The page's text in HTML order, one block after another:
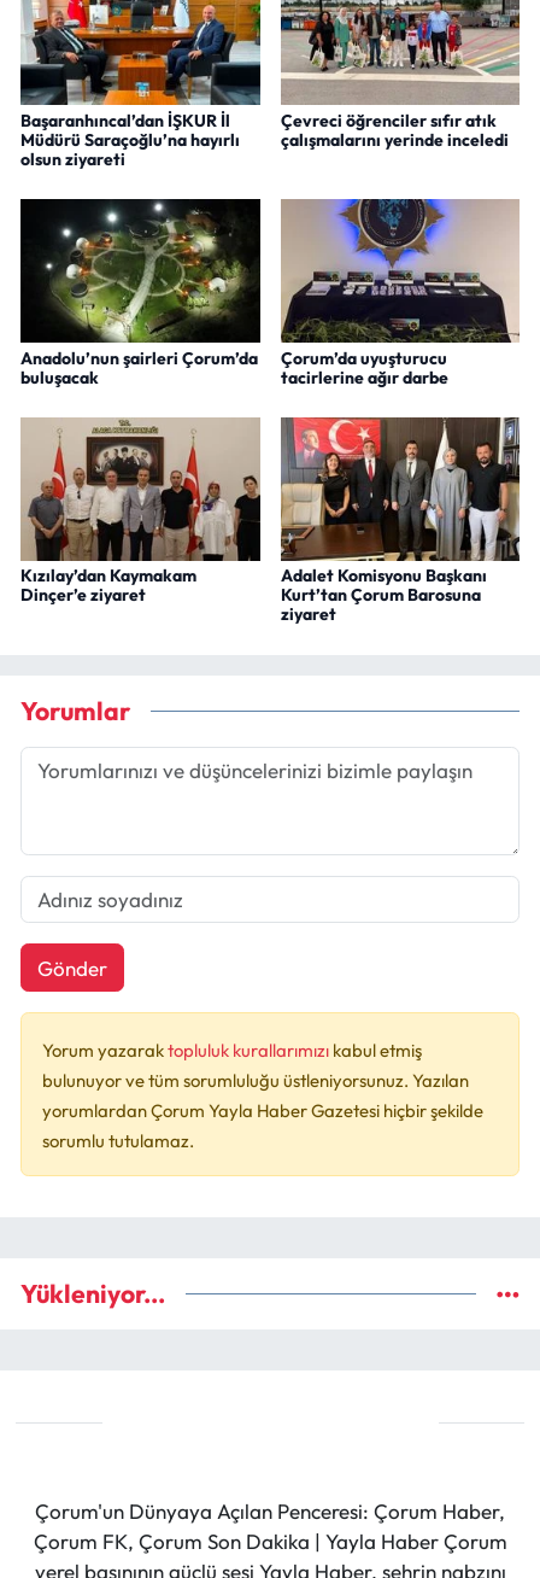
Başaranhıncal’dan İŞKUR İl
Müdürü Saraçoğlu’na hayırlı
olsun ziyareti
Çevreci öğrenciler sıfır atık
çalışmalarını yerinde inceledi
Anadolu’nun şairleri Çorum’da
buluşacak
Çorum’da uyuşturucu
tacirlerine ağır darbe
Kızılay’dan Kaymakam
Dinçer’e ziyaret
Adalet Komisyonu Başkanı
Kurt’tan Çorum Barosuna
ziyaret
Yorumlar
Gönder
Yorum yazaraktopluluk kurallarımızı kabul etmiş
bulunuyor ve tüm sorumluluğu üstleniyorsunuz. Yazılan
yorumlardan Çorum Yayla Haber Gazetesi hiçbir şekilde
sorumlu tutulamaz.
Yükleniyor...
Çorum'un Dünyaya Açılan Penceresi: Çorum Haber,
Çorum FK, Çorum Son Dakika | Yayla Haber Çorum
yerel basınının güçlü sesi Yayla Haber, şehrin nabzını